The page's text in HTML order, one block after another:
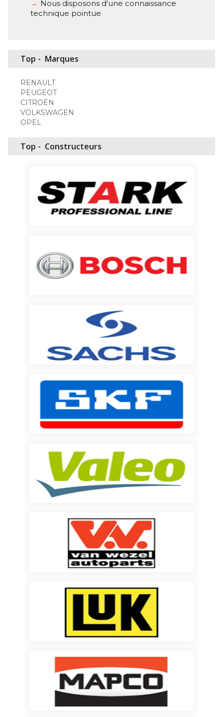
Nous disposons d'une connaissance
technique pointue
Top - Marques
RENAULT
PEUGEOT
CITROËN
VOLKSWAGEN
OPEL
Top - Constructeurs